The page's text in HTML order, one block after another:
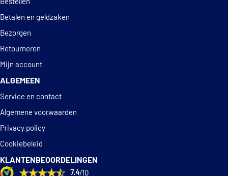
Bestellen
Betalen en geldzaken
Bezorgen
Retourneren
Mijn account
ALGEMEEN
Service en contact
Algemene voorwaarden
Privacy policy
Cookiebeleid
KLANTENBEOORDELINGEN
7.4/10